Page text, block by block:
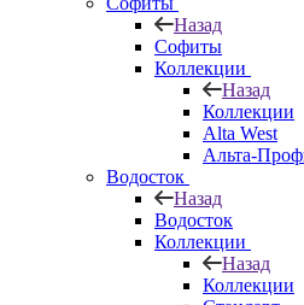
Назад
Софиты
Коллекции
Назад
Коллекции
Alta West
Альта-
Водосток
Назад
Водосток
Коллекции
Назад
Коллекции